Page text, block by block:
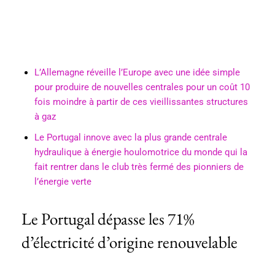
L’Allemagne réveille l’Europe avec une idée simple
pour produire de nouvelles centrales pour un coût 10
fois moindre à partir de ces vieillissantes structures
à gaz
Le Portugal innove avec la plus grande centrale
hydraulique à énergie houlomotrice du monde qui la
fait rentrer dans le club très fermé des pionniers de
l’énergie verte
Le Portugal dépasse les 71%
d’électricité d’origine renouvelable